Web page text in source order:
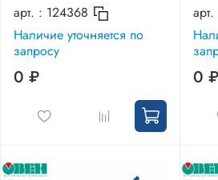
арт. : 124368
Наличие уточняется по
запросу
0 ₽ 0 ₽